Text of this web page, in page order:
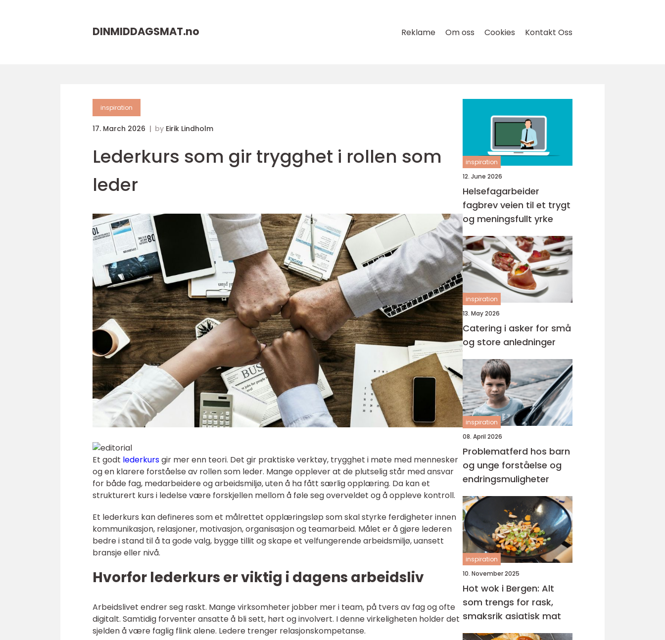
DINMIDDAGSMAT.no Reklame Om oss Cookies Kontakt Oss
inspiration
17. March 2026 by Eirik Lindholm
Lederkurs som gir trygghet i rollen som
leder
Et godt lederkursgir mer enn teori. Det gir praktiske verktøy, trygghet i møte med mennesker
og en klarere forståelse av rollen som leder. Mange opplever at de plutselig står med ansvar
for både fag, medarbeidere og arbeidsmiljø, uten å ha fått særlig opplæring. Da kan et
strukturert kurs i ledelse være forskjellen mellom å føle seg overveldet og å oppleve kontroll.
Et lederkurs kan defineres som et målrettet opplæringsløp som skal styrke ferdigheter innen
kommunikasjon, relasjoner, motivasjon, organisasjon og teamarbeid. Målet er å gjøre lederen
bedre i stand til å ta gode valg, bygge tillit og skape et velfungerende arbeidsmiljø, uansett
bransje eller nivå.
Hvorfor lederkurs er viktig i dagens arbeidsliv
Arbeidslivet endrer seg raskt. Mange virksomheter jobber mer i team, på tvers av fag og ofte
digitalt. Samtidig forventer ansatte å bli sett, hørt og involvert. I denne virkeligheten holder det
sjelden å være faglig flink alene. Ledere trenger relasjonskompetanse.
inspiration
12. June 2026
Helsefagarbeider
fagbrev veien til et trygt
og meningsfullt yrke
inspiration
13. May 2026
Catering i asker for små
og store anledninger
inspiration
08. April 2026
Problematferd hos barn
og unge forståelse og
endringsmuligheter
inspiration
10. November 2025
Hot wok i Bergen: Alt
som trengs for rask,
smaksrik asiatisk mat